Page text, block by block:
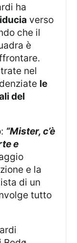
verso
che il
è
nel
le
del
“Mister, c’è
e
e la
di un
tutto